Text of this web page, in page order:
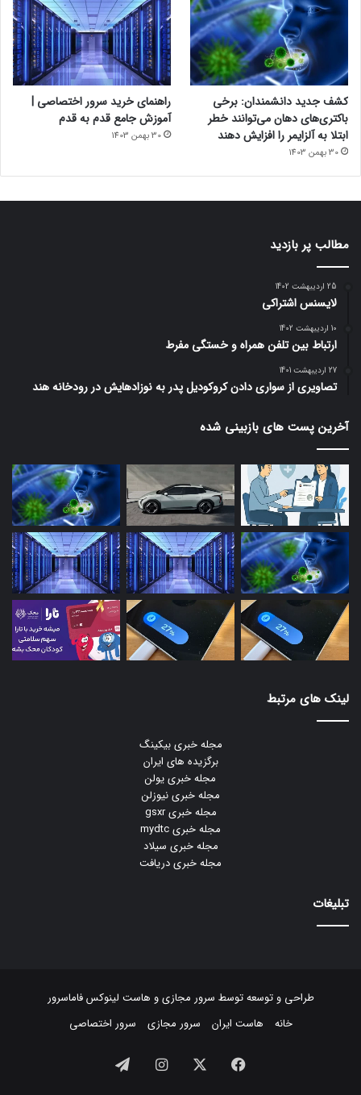
کشف جدید دانشمندان: برخی
باکتری‌های دهان می‌توانند خطر
ابتلا به آلزایمر را افزایش دهند
30 بهمن 1403
راهنمای خرید سرور اختصاصی |
آموزش جامع قدم به قدم
30 بهمن 1403
مطالب پر بازدید
25 اردیبهشت 1402
لایسنس اشتراکی
10 اردیبهشت 1402
ارتباط بین تلفن همراه و خستگی مفرط
27 اردیبهشت 1401
تصاویری از سواری دادن کروکودیل پدر به نوزادهایش در رودخانه هند
آخرین پست های بازبینی شده
لینک های مرتبط
مجله خبری بیکینگ
برگزیده های ایران
مجله خبری یولن
مجله خبری نیوزلن
مجله خبری gsxr
مجله خبری mydtc
مجله خبری سیلاد
مجله خبری دریافت
تبلیغات
طراحی و توسعه توسط سرور مجازیو هاست لینوکسفاماسرور
خانه
هاست ایران سرور مجازی سرور اختصاصی
فیسبوک ایکس اینستاگرام